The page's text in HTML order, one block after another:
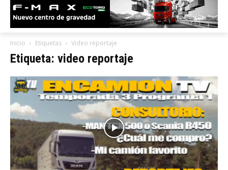
Inicio Etiquetas Video reportaje
Etiqueta: video reportaje